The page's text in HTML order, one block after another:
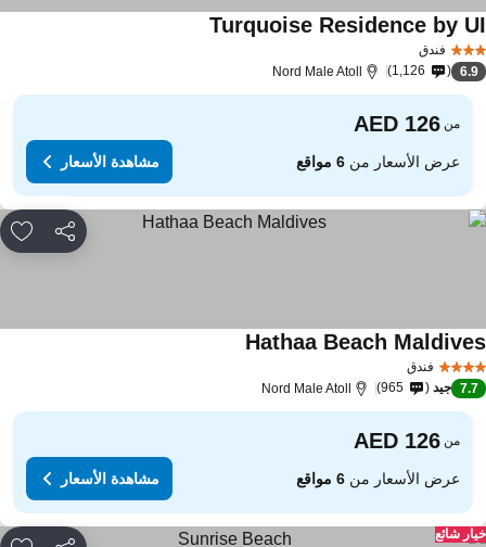
فندق
Turquoise Residence by
6.9
1,126
Nord Male Atoll
من
عرض الأسعار من6 مواقع مشاهدة الأسعار
مشاركة
فندق
Hathaa Beach
7.7 جيد 965
Nord Male Atoll
من
عرض الأسعار من6 مواقع مشاهدة الأسعار
شائع